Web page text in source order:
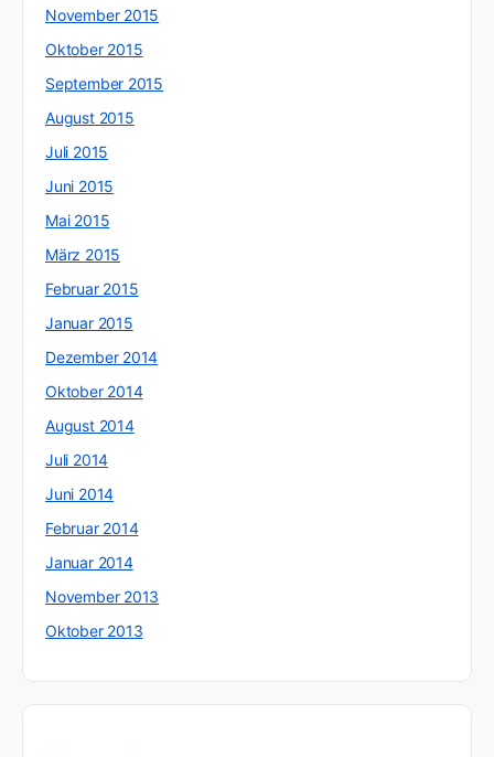
November 2015
Oktober 2015
September 2015
August 2015
Juli 2015
Juni 2015
Mai 2015
März 2015
Februar 2015
Januar 2015
Dezember 2014
Oktober 2014
August 2014
Juli 2014
Juni 2014
Februar 2014
Januar 2014
November 2013
Oktober 2013